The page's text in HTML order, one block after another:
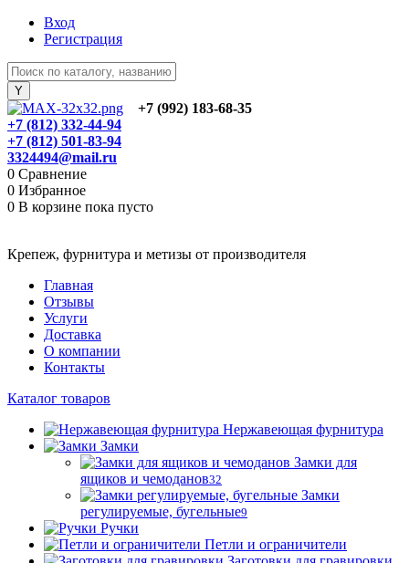
Вход
Регистрация
+7 (992) 183-68-35
+7 (812) 332-44-94
+7 (812) 501-83-94
3324494@mail.ru
0 Сравнение
0 Избранное
0 В корзине пока пусто
Крепеж, фурнитура и метизы от производителя
Главная
Отзывы
Услуги
Доставка
О компании
Контакты
Каталог товаров
Нержавеющая фурнитура
Замки
Замки для
ящиков и чемоданов32
Замки
регулируемые, бугельные9
Ручки
Петли и ограничители